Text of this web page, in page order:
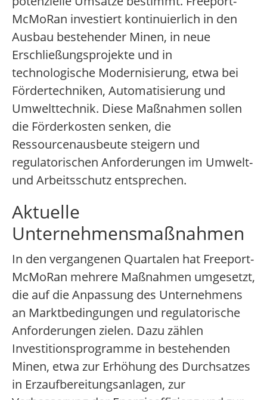
McMoRan investiert kontinuierlich in den
Ausbau bestehender Minen, in neue
Erschließungsprojekte und in
technologische Modernisierung, etwa bei
Fördertechniken, Automatisierung und
Umwelttechnik. Diese Maßnahmen sollen
die Förderkosten senken, die
Ressourcenausbeute steigern und
regulatorischen Anforderungen im Umwelt-
und Arbeitsschutz entsprechen.
Aktuelle
Unternehmensmaßnahmen
In den vergangenen Quartalen hat Freeport-
McMoRan mehrere Maßnahmen umgesetzt,
die auf die Anpassung des Unternehmens
an Marktbedingungen und regulatorische
Anforderungen zielen. Dazu zählen
Investitionsprogramme in bestehenden
Minen, etwa zur Erhöhung des Durchsatzes
in Erzaufbereitungsanlagen, zur